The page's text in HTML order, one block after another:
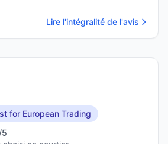
Lire l'intégralité de l'avis
for European Trading
/5